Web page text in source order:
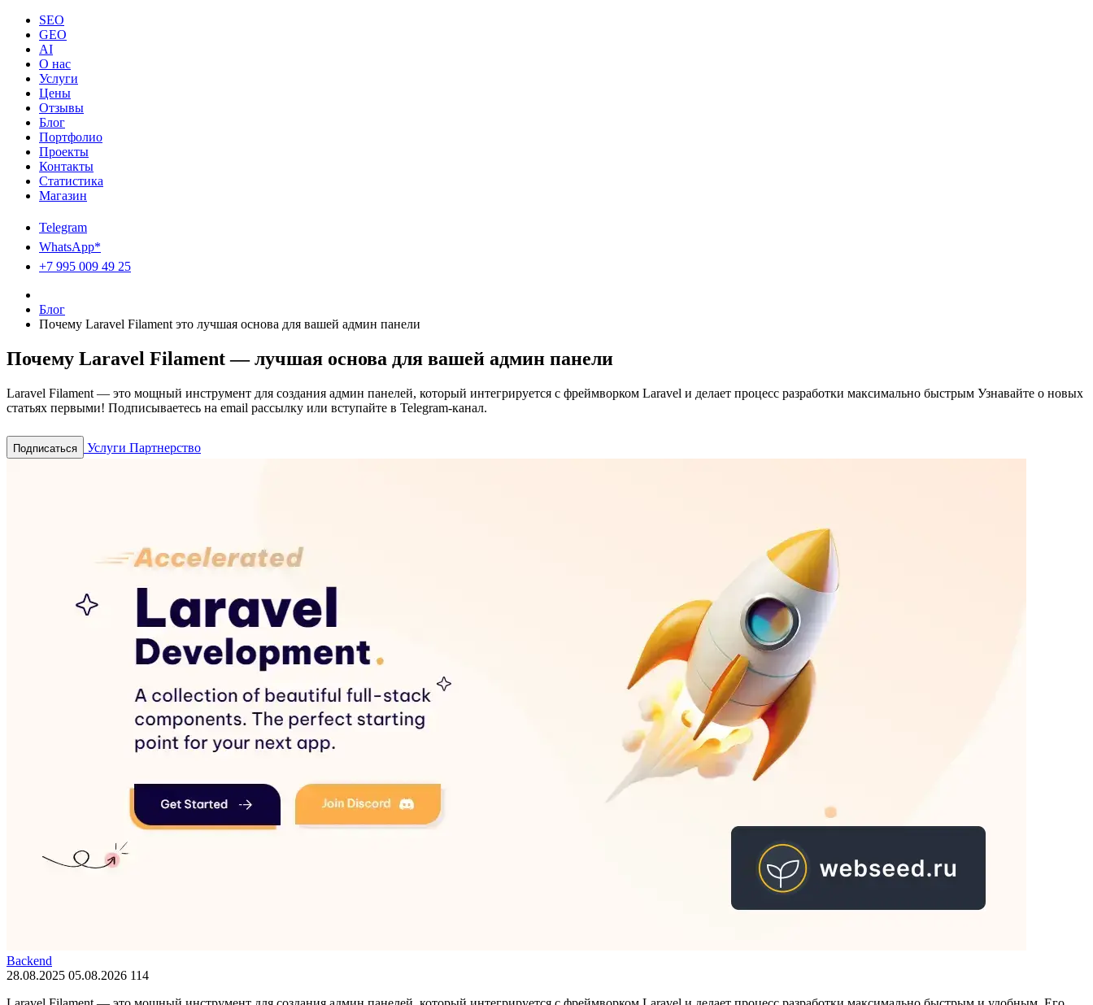
SEO
GEO
AI
О нас
Услуги
Цены
Отзывы
Блог
Портфолио
Проекты
Контакты
Статистика
Магазин
Telegram
WhatsApp*
+7 995 009 49 25
Блог
Почему Laravel Filament это лучшая основа для вашей админ панели
Почему Laravel Filament — лучшая основа для вашей админ панели
Laravel Filament — это мощный инструмент для создания админ панелей, который интегрируется с фреймворком Laravel и делает процесс разработки максимально быстрым Узнавайте о новых
статьях первыми! Подписываетесь на email рассылку или вступайте в Telegram-канал.
Подписаться Услуги Партнерство
Backend
28.08.2025 05.08.2026 114